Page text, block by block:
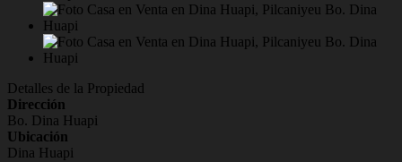
Detalles de la Propiedad
Dirección
Bo. Dina Huapi
Ubicación
Dina Huapi